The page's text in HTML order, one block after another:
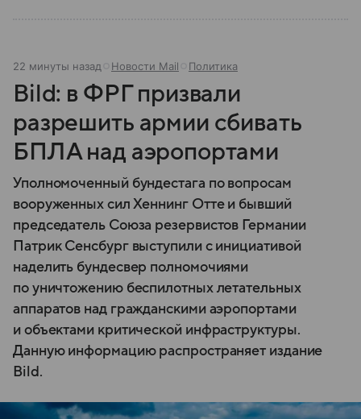
22 минуты назад Новости Mail Политика
Bild: в ФРГ призвали
разрешить армии сбивать
БПЛА над аэропортами
Уполномоченный бундестага по вопросам
вооруженных сил Хеннинг Отте и бывший
председатель Союза резервистов Германии
Патрик Сенсбург выступили с инициативой
наделить бундесвер полномочиями
по уничтожению беспилотных летательных
аппаратов над гражданскими аэропортами
и объектами критической инфраструктуры.
Данную информацию распространяет издание
Bild.